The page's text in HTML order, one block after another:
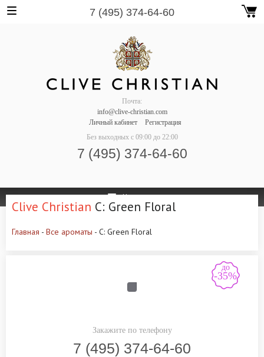
7 (495) 374-64-60
Почта:
info@clive-christian.com
Личный кабинет
Регистрация
Без выходных с 09:00 до 22:00
7 (495) 374-64-60
Навигация
Clive Christian C: Green Floral
Главная - Все ароматы - C: Green Floral
до
-35%
Закажите по телефону
7 (495) 374-64-60